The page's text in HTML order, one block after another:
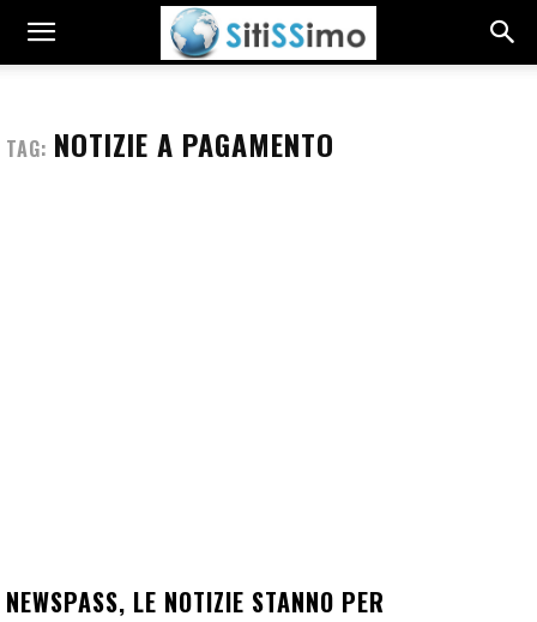
TAG: NOTIZIE A PAGAMENTO
NEWSPASS, LE NOTIZIE STANNO PER